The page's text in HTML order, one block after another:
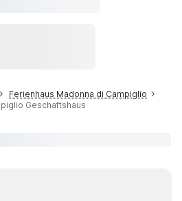
Ferienhaus Madonna di Campiglio
Geschaftshaus